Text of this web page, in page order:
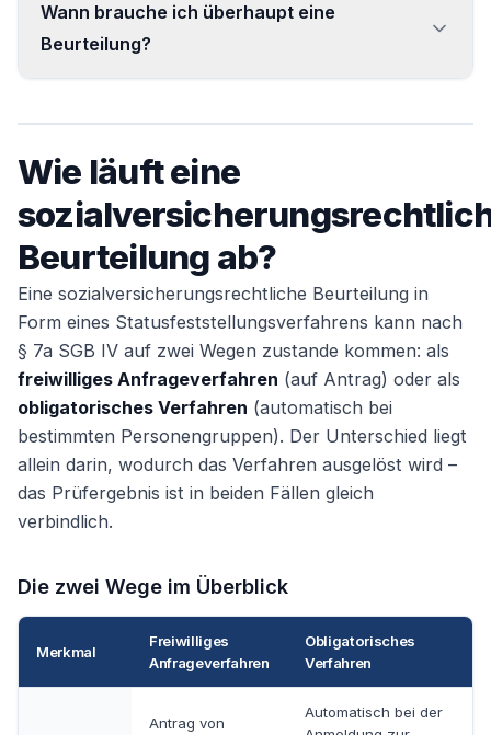
Statusfeststellungsverfahren der Clearingstelle
der Deutschen Rentenversicherung Bund nach
§ 7a SGB IV.
Wann brauche ich überhaupt eine
Beurteilung?
selbstständig ist – häufig bei Geschäftsführern,
Gesellschaftern und mitarbeitenden
Angehörigen.
Wie läuft eine
Beurteilung ab?
Eine sozialversicherungsrechtliche Beurteilung in
Form eines Statusfeststellungsverfahrens kann nach
§ 7a SGB IV auf zwei Wegen zustande kommen: als
freiwilliges Anfrageverfahren (auf Antrag) oder als
obligatorisches Verfahren (automatisch bei
bestimmten Personengruppen). Der Unterschied liegt
allein darin, wodurch das Verfahren ausgelöst wird –
das Prüfergebnis ist in beiden Fällen gleich
verbindlich.
Die zwei Wege im Überblick
Merkmal
Freiwilliges
Anfrageverfahren
Obligatorisches
Verfahren
Antrag von
Automatisch bei der